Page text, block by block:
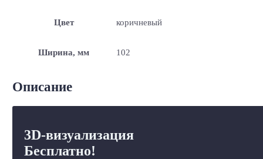
Цвет коричневый
Ширина, мм 102
Описание
3D-визуализация
Бесплатно!